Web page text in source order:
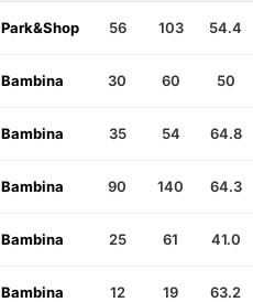
Park&Shop 56 103 54.4
Bambina 30 60 50
Bambina 35 54 64.8
Bambina 90 140 64.3
Bambina 25 61 41.0
Bambina 12 19 63.2